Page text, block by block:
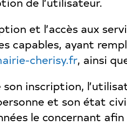
et l’accès aux
capables, ayant
cherisy.fr, ainsi
son inscription,
et son état
le concernant afin